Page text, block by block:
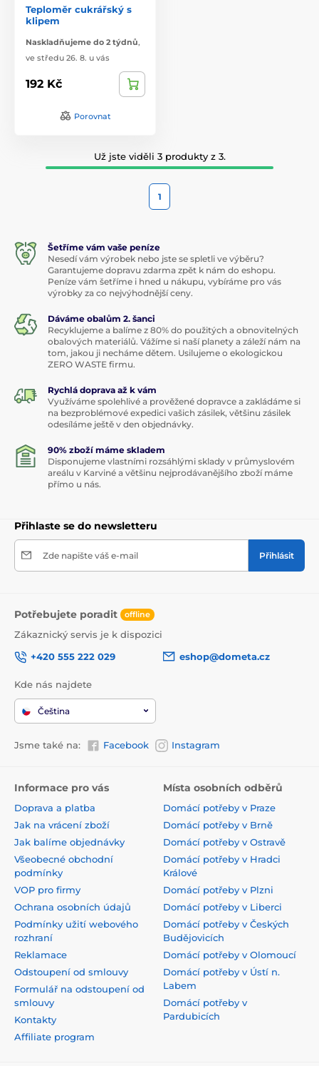
Teploměr cukrářský s
klipem
Naskladňujeme do 2 týdnů,
ve středu 26. 8. u vás
192 Kč
Porovnat
Už jste viděli 3 produkty z 3.
1
Šetříme vám vaše peníze
Nesedí vám výrobek nebo jste se spletli ve výběru?
Garantujeme dopravu zdarma zpět k nám do eshopu.
Peníze vám šetříme i hned u nákupu, vybíráme pro vás
výrobky za co nejvýhodnější ceny.
Dáváme obalům 2. šanci
Recyklujeme a balíme z 80% do použitých a obnovitelných
obalových materiálů. Vážíme si naší planety a záleží nám na
tom, jakou ji necháme dětem. Usilujeme o ekologickou
ZERO WASTE firmu.
Rychlá doprava až k vám
Využíváme spolehlivé a prověžené dopravce a zakládáme si
na bezproblémové expedici vašich zásilek, většinu zásilek
odesíláme ještě v den objednávky.
90% zboží máme skladem
Disponujeme vlastními rozsáhlými sklady v průmyslovém
areálu v Karviné a většinu nejprodávanějšího zboží máme
přímo u nás.
Přihlaste se do newsletteru
Zde napište váš e-mail Přihlásit
Potřebujete poradit offline
Zákaznický servis je k dispozici
+420 555 222 029
eshop@dometa.cz
Kde nás najdete
Čeština
Jsme také na: Facebook Instagram
Informace pro vás
Doprava a platba
Jak na vrácení zboží
Jak balíme objednávky
Všeobecné obchodní
podmínky
VOP pro firmy
Ochrana osobních údajů
Podmínky užití webového
rozhraní
Reklamace
Odstoupení od smlouvy
Formulář na odstoupení od
smlouvy
Kontakty
Affiliate program
Místa osobních odběrů
Domácí potřeby v Praze
Domácí potřeby v Brně
Domácí potřeby v Ostravě
Domácí potřeby v Hradci
Králové
Domácí potřeby v Plzni
Domácí potřeby v Liberci
Domácí potřeby v Českých
Budějovicích
Domácí potřeby v Olomoucí
Domácí potřeby v Ústí n.
Labem
Domácí potřeby v
Pardubicích